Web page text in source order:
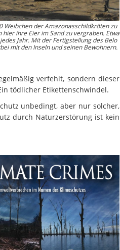
Weibchen der Amazonasschildkröten zu
hier ihre Eier im Sand zu vergraben. Etwa
Jahr. Mit der Fertigstellung des Belo
mit den Inseln und seinen Bewohnern.
verfehlt, sondern dieser
tödlicher Etikettenschwindel.
unbedingt, aber nur solcher,
durch Naturzerstörung ist kein